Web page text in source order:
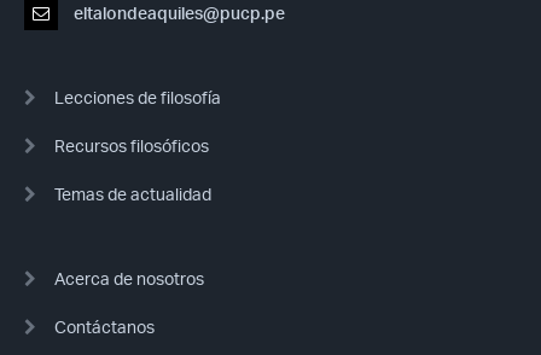
eltalondeaquiles@pucp.pe
Lecciones de filosofía
Recursos filosóficos
Temas de actualidad
Acerca de nosotros
Contáctanos